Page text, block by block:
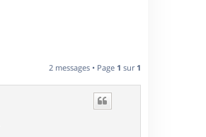
2 messages • Page 1 sur 1